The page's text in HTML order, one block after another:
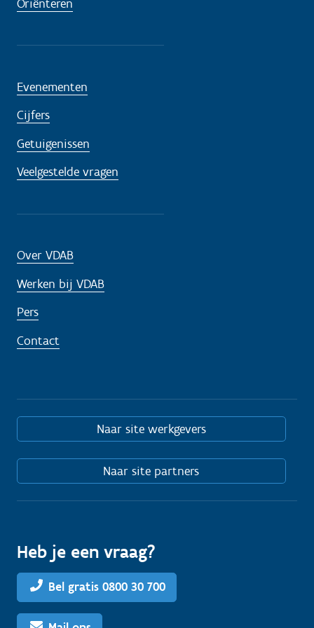
Oriënteren
Evenementen
Cijfers
Getuigenissen
Veelgestelde vragen
Over VDAB
Werken bij VDAB
Pers
Contact
Naar site werkgevers
Naar site partners
Heb je een vraag?
Bel gratis 0800 30 700